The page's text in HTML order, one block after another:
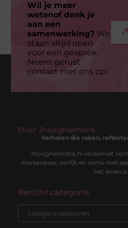
Wil je meer
wetenof denk je
aan een
samenwerking?We
staan altijd open
voor een gesprek.
Neem gerust
contact met ons op!
Over Jhooghiemstra
Verhalen die raken,
Jhooghiemstra.nl verzamelt
Herkenbaar, eerlijk en soms met
het leven is.
Bericht categorie